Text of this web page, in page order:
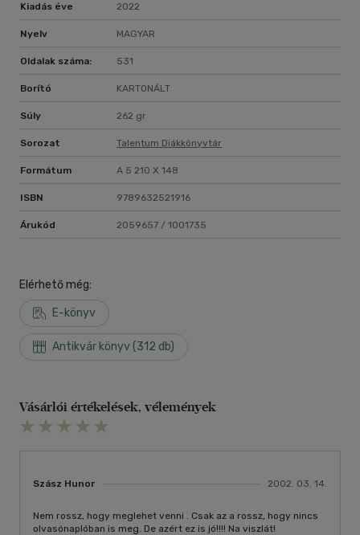
Kiadás éve 2022
Nyelv MAGYAR
Oldalak száma: 531
Borító KARTONÁLT
Súly 262 gr
Sorozat Talentum Diákkönyvtár
Formátum A 5 210 X 148
ISBN 9789632521916
Árukód 2059657 / 1001735
Elérhető még:
E-könyv
Antikvár könyv (312 db)
Vásárlói értékelések, vélemények
Szász Hunor 2002. 03. 14.
Nem rossz, hogy meglehet venni . Csak az a rossz, hogy nincs
olvasónaplóban is meg. De azért ez is jó!!!! Na viszlát!